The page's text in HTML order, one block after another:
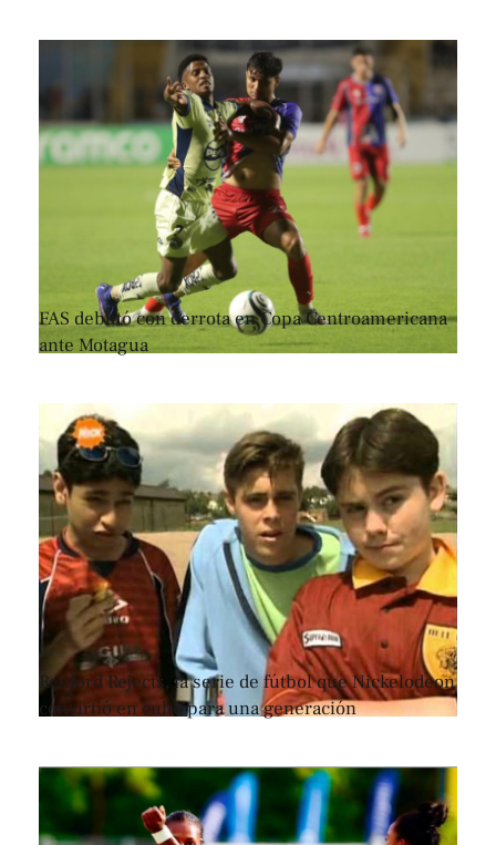
FAS debutó con derrota en Copa Centroamericana
ante Motagua
Renford Rejects, la serie de fútbol que Nickelodeon
convirtió en culto para una generación